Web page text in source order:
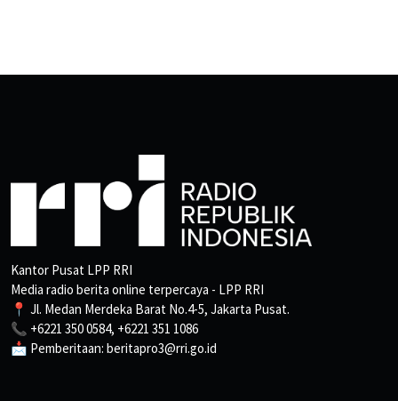
Kantor Pusat LPP RRI
Media radio berita online terpercaya - LPP RRI
📍 Jl. Medan Merdeka Barat No.4-5, Jakarta Pusat.
📞 +6221 350 0584, +6221 351 1086
📩 Pemberitaan: beritapro3@rri.go.id